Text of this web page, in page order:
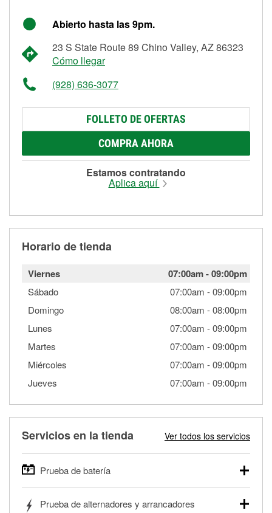
Abierto hasta las 9pm.
23 S State Route 89 Chino Valley, AZ 86323
Cómo llegar
(928) 636-3077
FOLLETO DE OFERTAS
COMPRA AHORA
Estamos contratando
Aplica aquí
Horario de tienda
Viernes 07:00am-09:00pm
Sábado 07:00am -09:00pm
Domingo
08:00am -08:00pm
Lunes
07:00am -09:00pm
Martes
07:00am -09:00pm
Miércoles
07:00am -09:00pm
Jueves
07:00am -09:00pm
Servicios en la tienda Ver todos los servicios
Prueba de batería
autos, camionetas, SUVs, vehículos comerciales y
Prueba de alternadores y arrancadores